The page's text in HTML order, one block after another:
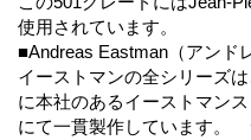
使用されています。
■Andreas Eastman（アンド
イーストマンの全シリーズ
に本社のあるイーストマン
にて一貫製作しています。